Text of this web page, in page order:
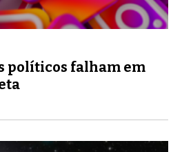
políticos falham em